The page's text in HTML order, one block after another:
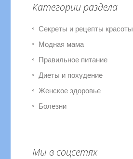
Категории раздела
Секреты и рецепты красоты
Модная мама
Правильное питание
Диеты и похудение
Женское здоровье
Болезни
Мы в соцсетях